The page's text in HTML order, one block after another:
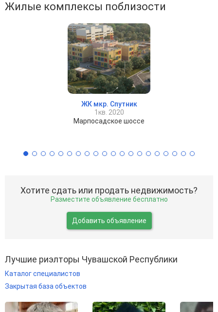
Жилые комплексы поблизости
ЖК мкр. Спутник
1кв. 2020
Марпосадское шоссе
Хотите сдать или продать недвижимость?
Разместите объявление бесплатно
Добавить объявление
Лучшие риэлторы Чувашской Республики
Каталог специалистов
Закрытая база объектов